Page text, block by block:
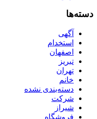
دسته‌ها
آگهی
استخدام
اصفهان
تبریز
تهران
خانم
دسته‌بندی نشده
شرکت
شیراز
فروشگاه